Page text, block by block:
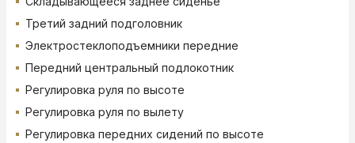
Третий задний подголовник
Электростеклоподъемники передние
Передний центральный подлокотник
Регулировка руля по высоте
Регулировка руля по вылету
Регулировка передних сидений по высоте